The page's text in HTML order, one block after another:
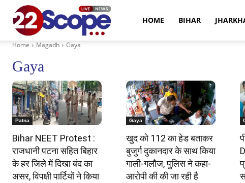
HOME BIHAR
Home Magadh Gaya
Gaya
Patna
Bihar NEET Protest :
राजधानी पटना सहित बिहार
के हर जिले में दिखा बंद का
असर, विपक्षी पार्टियों ने किया
Gaya
खुद को 112 का हेड बताकर
बुजुर्ग दुकानदार के साथ किया
गाली-गलौज, पुलिस ने कहा-
आरोपी की की जा रही है